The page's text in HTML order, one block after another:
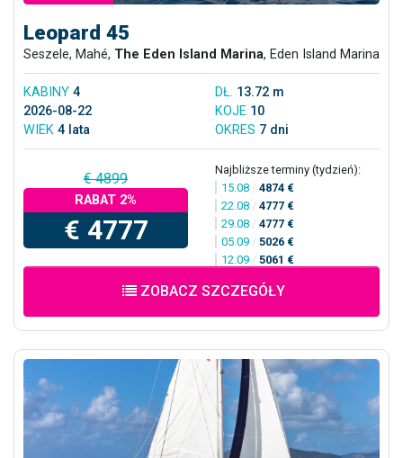
Leopard 45
Seszele, Mahé, The Eden Island Marina, Eden Island Marina
KABINY 4 DŁ. 13.72 m
2026-08-22
KOJE 10
WIEK 4 lata OKRES 7 dni
€ 4899
RABAT 2%
€ 4777
Najbliższe terminy (tydzień):
15.08 / 4874 €
22.08 / 4777 €
29.08 / 4777 €
05.09 / 5026 €
12.09 / 5061 €
ZOBACZ SZCZEGÓŁY